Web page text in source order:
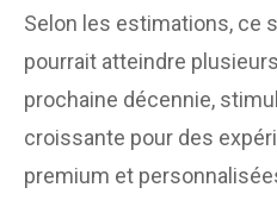
Selon les estimations, ce
pourrait atteindre
prochaine décennie,
croissante pour des
premium et